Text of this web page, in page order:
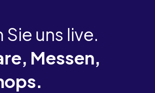
Sie uns live.
Messen,